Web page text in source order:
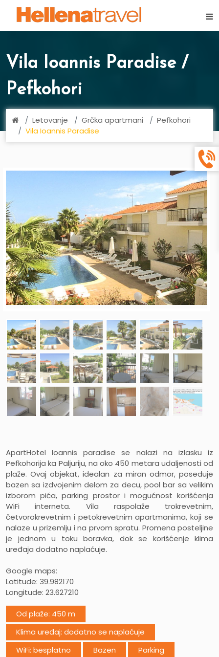
Vila Ioannis Paradise /
Pefkohori
Letovanje Grčka apartmani
Pefkohori
Vila Ioannis Paradise
ApartHotel Ioannis paradise se nalazi na izlasku iz
Pefkohorija ka Paljuriju, na oko 450 metara udaljenosti od
plaže. Ovaj objekat, idealan za miran odmor, poseduje
bazen sa izdvojenim delom za decu, pool bar sa velikim
izborom pića, parking prostor i mogućnost korišćenja
WiFi interneta. Vila raspolaže trokrevetnim,
četvorokrevetnim i petokrevetnim apartmanima, koji se
nalaze u prizemlju i na prvom spratu. Promena posteljine
je jednom u toku boravka, dok se korišćenje klima
uređaja dodatno naplaćuje.
Google maps:
Latitude: 39.982170
Longitude: 23.627210
Od plaže: 450 m
Klima uređaj: dodatno se naplaćuje
WiFi: besplatno
Bazen
Parking